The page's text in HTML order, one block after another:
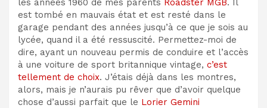
les années 1960 de mes parents Roadster MGB. Il
est tombé en mauvais état et est resté dans le
garage pendant des années jusqu’à ce que je sois au
lycée, quand il a été ressuscité. Permettez-moi de
dire, ayant un nouveau permis de conduire et l’accès
à une voiture de sport britannique vintage, c’est
tellement de choix. J’étais déjà dans les montres,
alors, mais je n’aurais pu rêver que d’avoir quelque
chose d’aussi parfait que le Lorier Gemini